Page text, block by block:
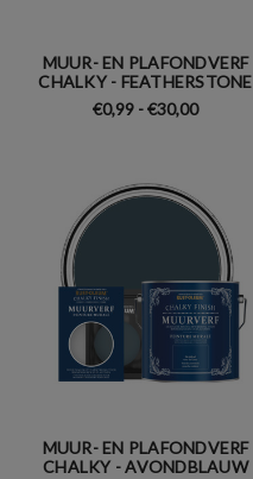
MUUR- EN PLAFONDVERF
CHALKY - FEATHERSTONE
€0,99 - €30,00
MUUR- EN PLAFONDVERF
CHALKY - AVONDBLAUW